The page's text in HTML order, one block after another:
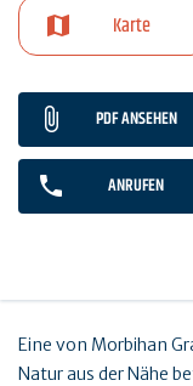
Karte
PDF ANSEHEN
ANRUFEN
Eine von Morbihan
Natur aus der Nähe